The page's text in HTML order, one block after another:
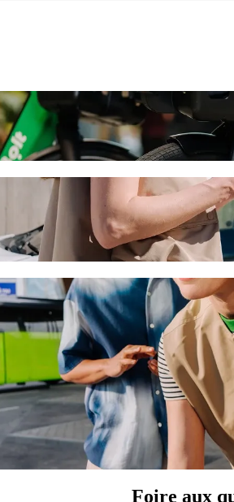
Port avec Bolt
si vous recherchez le meilleur prix pour
vous.
Hotel à Larnaca Port
jusqu'à 6 personnes.
Bolt.
dans une voiture équipée d'un siège
les animaux.
Assistance sont accessibles aux fauteuils
avec la catégorie Economy.
Foire aux